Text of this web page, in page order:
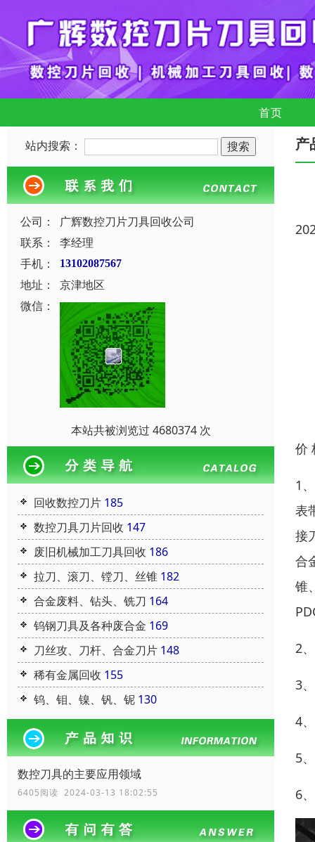
首页
站内搜索：
公司：
广辉数控刀片刀具回收公司
联系：
李经理
手机：
13102087567
地址：
京津地区
微信：
本站共被浏览过 4680374 次
回收数控刀片 185
数控刀具刀片回收 147
废旧机械加工刀具回收 186
拉刀、滚刀、镗刀、丝锥 182
合金废料、钻头、铣刀 164
钨钢刀具及各种废合金 169
刀丝攻、刀杆、合金刀片 148
稀有金属回收 155
钨、钼、镍、钒、铌 130
数控刀具的主要应用领域
6405阅读 2024-03-13 18:02:55
产
价
1
表
接
合
锥
2
3
4
5
6